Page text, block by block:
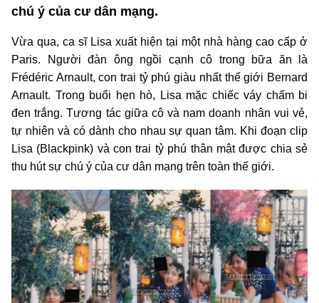
chú ý của cư dân mạng.
Vừa qua, ca sĩ Lisa xuất hiện tại một nhà hàng cao cấp ở
Paris. Người đàn ông ngồi cạnh cô trong bữa ăn là
Frédéric Arnault, con trai tỷ phú giàu nhất thế giới Bernard
Arnault. Trong buổi hẹn hò, Lisa mặc chiếc váy chấm bi
đen trắng. Tương tác giữa cô và nam doanh nhân vui vẻ,
tự nhiên và có dành cho nhau sự quan tâm. Khi đoạn clip
Lisa (Blackpink) và con trai tỷ phú thân mật được chia sẻ
thu hút sự chú ý của cư dân mạng trên toàn thế giới.